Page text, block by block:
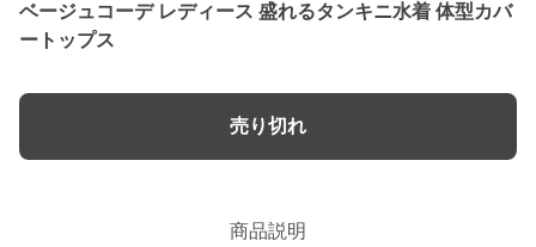
ベージュコーデ レディース 盛れるタンキニ水着 体型カバ
ートップス
売り切れ
商品説明